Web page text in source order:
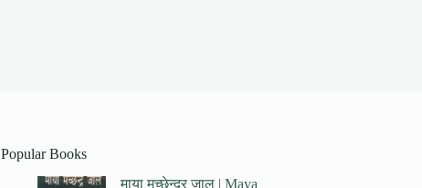
Popular Books
माया मच्छेन्द्र जाल | Maya